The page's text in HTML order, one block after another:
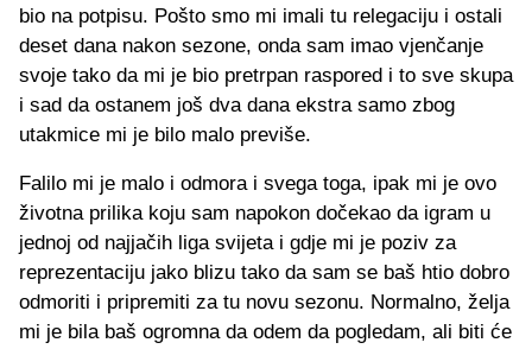
bio na potpisu. Pošto smo mi imali tu relegaciju i ostali
deset dana nakon sezone, onda sam imao vjenčanje
svoje tako da mi je bio pretrpan raspored i to sve skupa
i sad da ostanem još dva dana ekstra samo zbog
utakmice mi je bilo malo previše.
Falilo mi je malo i odmora i svega toga, ipak mi je ovo
životna prilika koju sam napokon dočekao da igram u
jednoj od najjačih liga svijeta i gdje mi je poziv za
reprezentaciju jako blizu tako da sam se baš htio dobro
odmoriti i pripremiti za tu novu sezonu. Normalno, želja
mi je bila baš ogromna da odem da pogledam, ali biti će